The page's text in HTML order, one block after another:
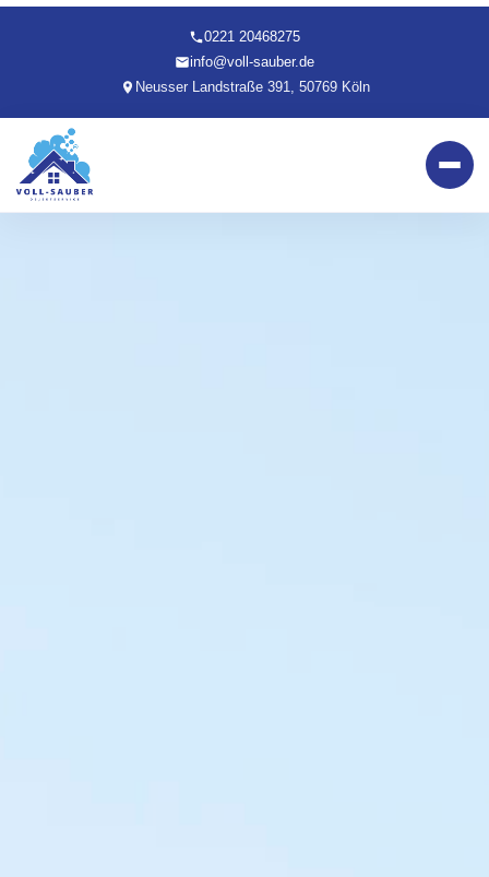
0221 20468275
info@voll-sauber.de
Neusser Landstraße 391, 50769 Köln